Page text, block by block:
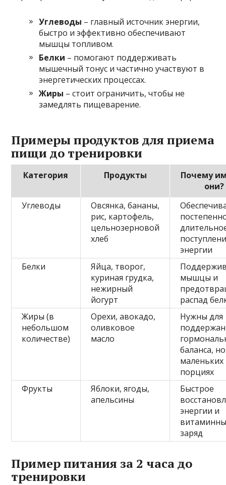
Углеводы – главный источник энергии,
быстро и эффективно обеспечивают
мышцы топливом.
Белки – помогают поддерживать
мышечный тонус и частично участвуют в
энергетических процессах.
Жиры – стоит ограничить, чтобы не
замедлять пищеварение.
Примеры продуктов для приема
пищи до тренировки
Категория Продукты
Почему
они?
Углеводы
Овсянка, бананы,
рис, картофель,
цельнозерновой
хлеб
энергии
Белки
Яйца, творог,
куриная грудка,
нежирный
йогурт
мышцы и
распад
Жиры (в
небольшом
количестве)
Орехи, авокадо,
оливковое
масло
Нужны для
баланса,
маленьких
порциях
Фрукты
Яблоки, ягоды,
апельсины
Быстрое
энергии и
заряд
Пример питания за 2 часа до
тренировки